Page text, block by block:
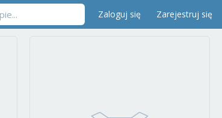
Zaloguj się Zarejestruj się